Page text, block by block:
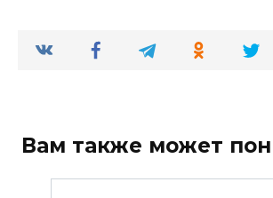
Вам также может